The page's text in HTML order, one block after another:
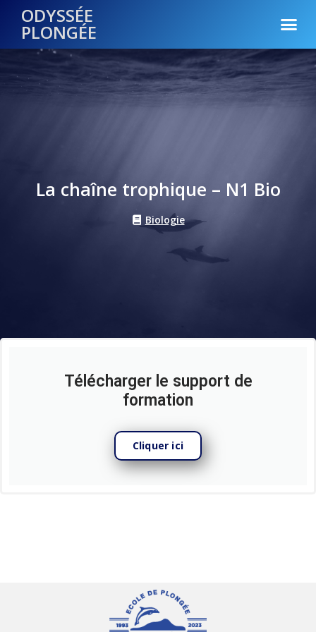
ODYSSÉE
PLONGÉE
La chaîne trophique – N1 Bio
Biologie
Télécharger le support de
formation
Cliquer ici